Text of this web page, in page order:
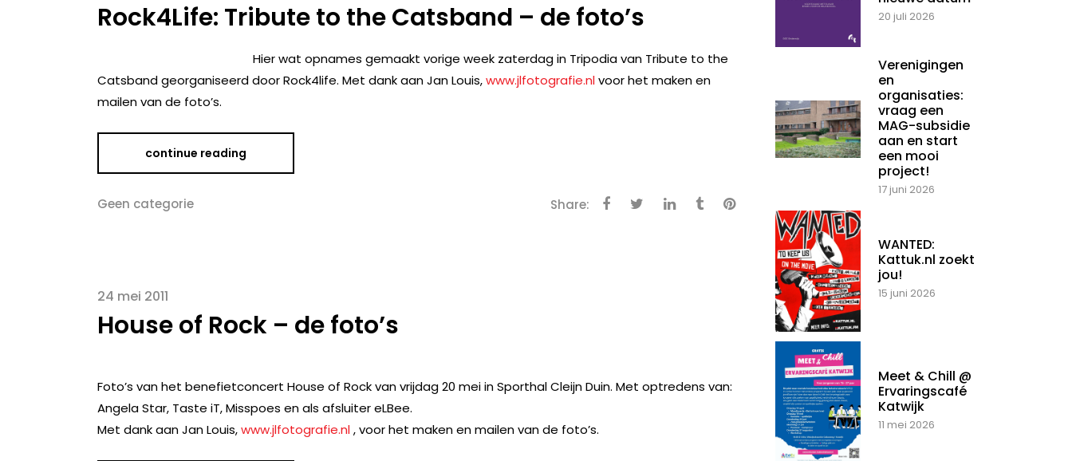
Rock4Life: Tribute to the Catsband – de foto’s
Hier wat opnames gemaakt vorige week zaterdag in Tripodia van Tribute to the
Catsband georganiseerd door Rock4life. Met dank aan Jan Louis,www.jlfotografie.nlvoor het maken en
mailen van de foto’s.
continue reading
Geen categorie Share:
24 mei 2011
House of Rock – de foto’s
Foto’s van het benefietconcert House of Rock van vrijdag 20 mei in Sporthal Cleijn Duin. Met optredens van:
Angela Star, Taste iT, Misspoes en als afsluiter eLBee.
Met dank aan Jan Louis,www.jlfotografie.nl, voor het maken en mailen van de foto’s.
20 juli 2026
Verenigingen
en
organisaties:
vraag een
MAG-subsidie
aan en start
een mooi
project!
17 juni 2026
WANTED:
Kattuk.nl zoekt
jou!
15 juni 2026
Meet & Chill @
Ervaringscafé
Katwijk
11 mei 2026